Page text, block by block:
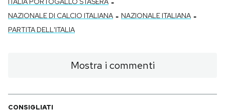
NAZIONALE DI CALCIO ITALIANA - NAZIONALE ITALIANA -
PARTITA DELL'ITALIA
Mostra i commenti
CONSIGLIATI